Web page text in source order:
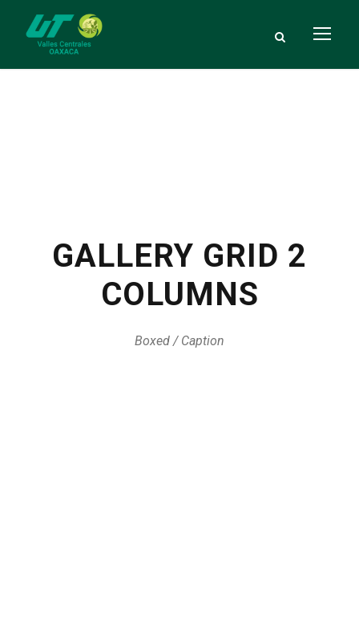
GALLERY GRID 2
COLUMNS
Boxed / Caption